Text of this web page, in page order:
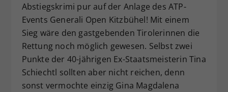
Abstiegskrimi pur auf der Anlage des ATP-
Events Generali Open Kitzbühel! Mit einem
Sieg wäre den gastgebenden Tirolerinnen die
Rettung noch möglich gewesen. Selbst zwei
Punkte der 40-jährigen Ex-Staatsmeisterin Tina
Schiechtl sollten aber nicht reichen, denn
sonst vermochte einzig Gina Magdalena